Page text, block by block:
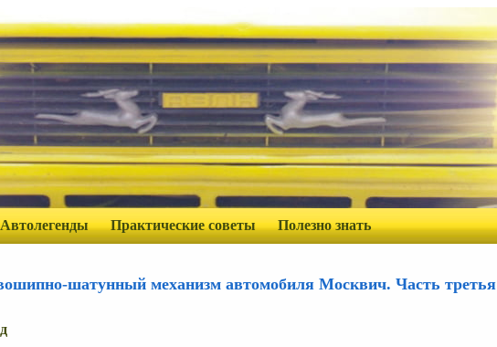
Автолегенды Практические советы Полезно знать
шатунный механизм автомобиля Москвич. Часть третья